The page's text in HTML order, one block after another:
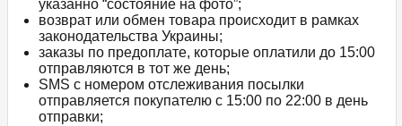
указанно “состояние на фото”;
возврат или обмен товара происходит в рамках
законодательства Украины;
заказы по предоплате, которые оплатили до 15:00
отправляются в тот же день;
SMS с номером отслеживания посылки
отправляется покупателю с 15:00 по 22:00 в день
отправки;